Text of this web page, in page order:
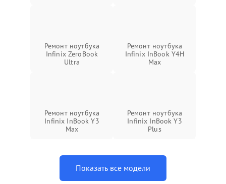
Ремонт ноутбука
Infinix ZeroBook
Ultra
Ремонт ноутбука
Infinix InBook Y4H
Max
Ремонт ноутбука
Infinix InBook Y3
Max
Ремонт ноутбука
Infinix InBook Y3
Plus
Показать все модели